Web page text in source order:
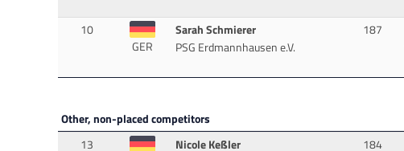
10
GER
Sarah Schmierer
PSG Erdmannhausen e.V.
187
Other, non-placed competitors
13
Nicole Keßler
184